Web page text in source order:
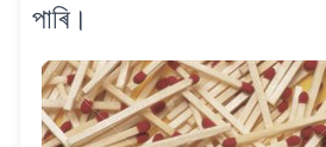
পাৰি।